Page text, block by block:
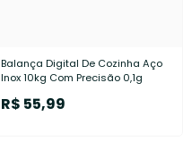
Balança Digital De Cozinha Aço
Inox 10kg Com Precisão 0,1g
R$ 55,99